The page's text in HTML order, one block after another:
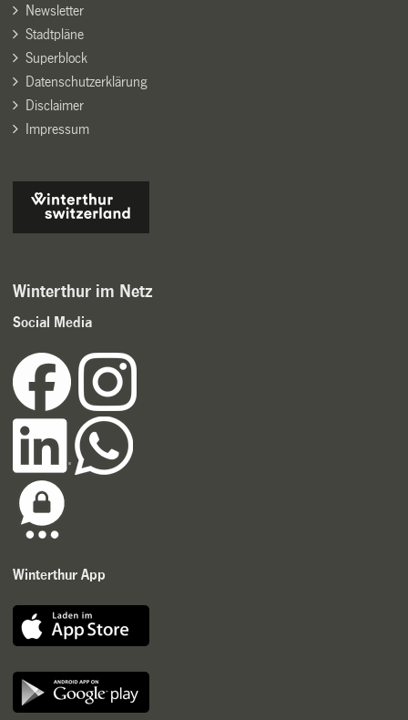
Newsletter
Stadtpläne
Superblock
Datenschutzerklärung
Disclaimer
Impressum
Winterthur im Netz
Social Media
Winterthur App